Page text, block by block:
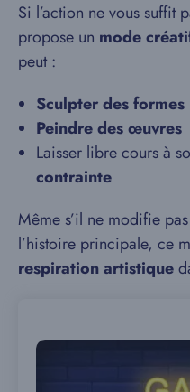
Si l’action ne vous suffit
propose un mode
peut :
Sculpter des formes
Peindre des œuvres
Laisser libre cours à
contrainte
Même s’il ne modifie
l’histoire principale, ce
respiration artistique